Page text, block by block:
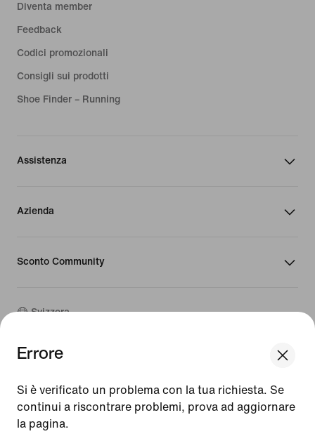
Update your location?
Svizzera
Errore
Si è verificato un problema con la tua richiesta. Se
continui a riscontrare problemi, prova ad aggiornare
la pagina.
Diventa member
Feedback
Codici promozionali
Consigli sui prodotti
Shoe Finder – Running
Assistenza
Azienda
Sconto Community
Svizzera
©2026 Nike, Inc. Tutti i diritti riservati
Condizioni d'uso
Condizioni di vendita
Dati aziendali